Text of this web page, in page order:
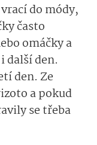
do módy,
často
omáčky a
další den.
den. Ze
a pokud
se třeba